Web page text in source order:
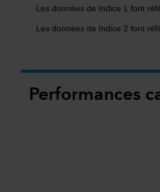
Les données de Indice 1 font
Les données de Indice 2 font
Performances